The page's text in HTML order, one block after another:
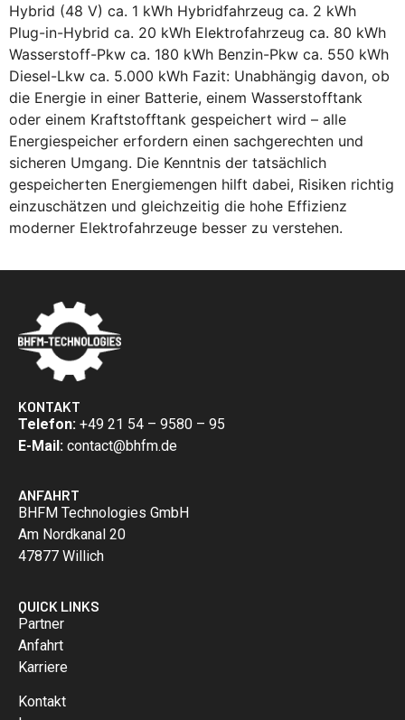
Hybrid (48 V) ca. 1 kWh Hybridfahrzeug ca. 2 kWh
Plug-in-Hybrid ca. 20 kWh Elektrofahrzeug ca. 80 kWh
Wasserstoff-Pkw ca. 180 kWh Benzin-Pkw ca. 550 kWh
Diesel-Lkw ca. 5.000 kWh Fazit: Unabhängig davon, ob
die Energie in einer Batterie, einem Wasserstofftank
oder einem Kraftstofftank gespeichert wird – alle
Energiespeicher erfordern einen sachgerechten und
sicheren Umgang. Die Kenntnis der tatsächlich
gespeicherten Energiemengen hilft dabei, Risiken richtig
einzuschätzen und gleichzeitig die hohe Effizienz
moderner Elektrofahrzeuge besser zu verstehen.
KONTAKT
Telefon: +49 21 54 – 9580 – 95
E-Mail: contact@bhfm.de
ANFAHRT
BHFM Technologies GmbH
Am Nordkanal 20
47877 Willich
QUICK LINKS
Partner
Anfahrt
Karriere
Kontakt